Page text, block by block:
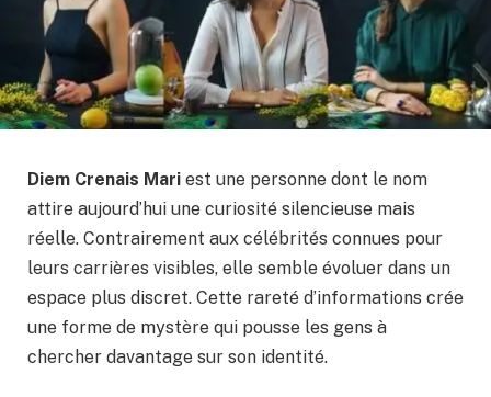
Diem Crenais Mari est une personne dont le nom
attire aujourd’hui une curiosité silencieuse mais
réelle. Contrairement aux célébrités connues pour
leurs carrières visibles, elle semble évoluer dans un
espace plus discret. Cette rareté d’informations crée
une forme de mystère qui pousse les gens à
chercher davantage sur son identité.